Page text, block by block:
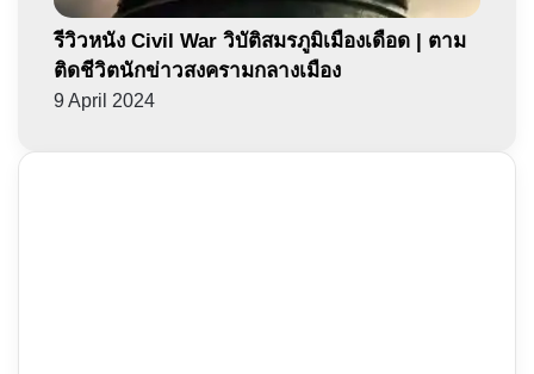
รีวิวหนัง Civil War วิบัติสมรภูมิเมืองเดือด | ตาม
ติดชีวิตนักข่าวสงครามกลางเมือง
9 April 2024